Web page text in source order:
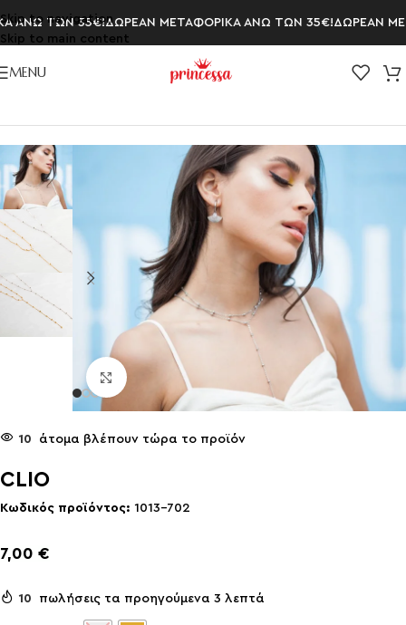
Skip to navigation
Skip to main content
ΑΝΩ ΤΩΝ 35€!ΔΩΡΕΑΝ ΜΕΤΑΦΟΡΙΚΑ ΑΝΩ ΤΩΝ 35€!ΔΩΡΕΑΝ
MENU
Αλυσίδες Λαιμού
Click to enlarge
10 άτομα βλέπουν τώρα το προϊόν
CLIO
Κωδικός προϊόντος: 1013-702
7,00 €
10 πωλήσεις τα προηγούμενα 3 λεπτά